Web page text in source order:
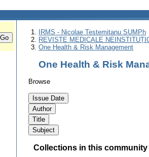
IRMS - Nicolae Testemitanu SUMPh
REVISTE MEDICALE
One Health & Risk Management
One Health & Risk
Browse
Collections in this community